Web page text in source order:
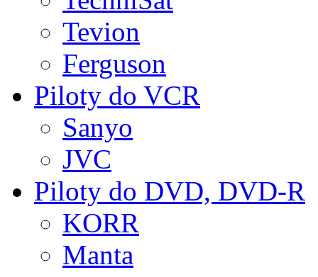
Tevion
Ferguson
Piloty do VCR
Sanyo
JVC
Piloty do DVD, DVD-R
KORR
Manta